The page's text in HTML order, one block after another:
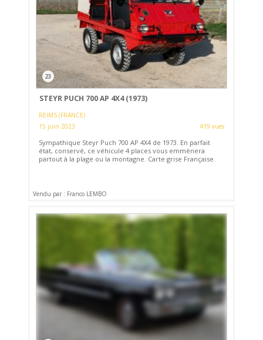
23
STEYR PUCH 700 AP 4X4 (1973)
REIMS (FRANCE)
15 juin 2023
419 vues
Sympathique Steyr Puch 700 AP 4X4 de 1973. En parfait
état, conservé, ce véhicule 4 places vous emmènera
partout à la plage ou la montagne. Carte grise Française.
Vendu par : Franco LEMBO